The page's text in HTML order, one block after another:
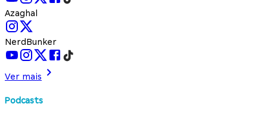
Azaghal
NerdBunker
Ver mais
Podcasts